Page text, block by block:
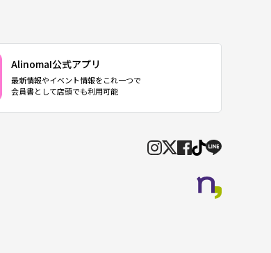
AlinomaI公式アプリ
最新情報やイベント情報をこれ一つで
会員書として店頭でも利用可能